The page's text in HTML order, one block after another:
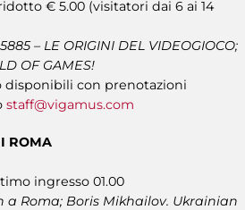
€ 5.00 (visitatori dai 6 ai 14
– LE ORIGINI DEL VIDEOGIOCO;
OF GAMES!
disponibili con prenotazioni
staff@vigamus.com
ROMA
ingresso 01.00
a Roma; Boris Mikhailov. Ukrainian